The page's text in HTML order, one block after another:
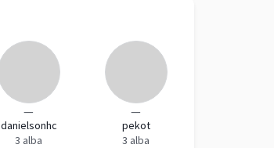
—
danielsonhc
3 alba
—
pekot
3 alba